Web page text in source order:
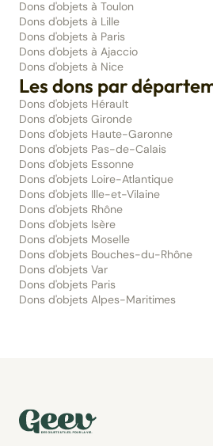
Dons d'objets à Toulon
Dons d'objets à Lille
Dons d'objets à Paris
Dons d'objets à Ajaccio
Dons d'objets à Nice
Les dons par
Dons d'objets Hérault
Dons d'objets Gironde
Dons d'objets Haute-Garonne
Dons d'objets Pas-de-Calais
Dons d'objets Essonne
Dons d'objets Loire-Atlantique
Dons d'objets Ille-et-Vilaine
Dons d'objets Rhône
Dons d'objets Isère
Dons d'objets Moselle
Dons d'objets Bouches-du-Rhône
Dons d'objets Var
Dons d'objets Paris
Dons d'objets Alpes-Maritimes